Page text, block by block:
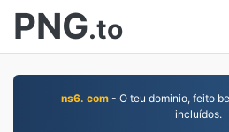
PNG.to
ns6. com - O teu dominio, feito
incluídos.